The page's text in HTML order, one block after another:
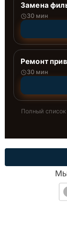
Замена
30 мин
Ремонт
30 мин
Полный